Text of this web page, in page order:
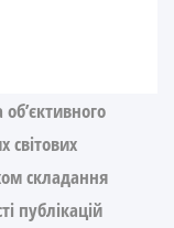
світових
складання
публікацій